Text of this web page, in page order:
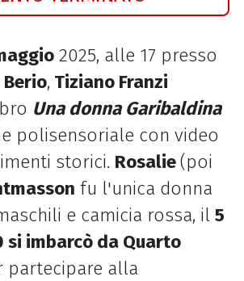
2025, alle 17 presso
, Tiziano Franzi
Una donna Garibaldina
polisensoriale con video
storici. Rosalie(poi
fu l'unica donna
e camicia rossa, il 5
si imbarcò da Quarto
partecipare alla